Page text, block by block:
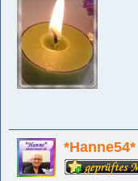
*Hanne54*